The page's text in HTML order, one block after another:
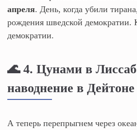
апреля. День, когда убили
рождения шведской демократии.
демократии.
🌊 4. Цунами в
наводнение в Дейтоне
А теперь перепрыгнем через